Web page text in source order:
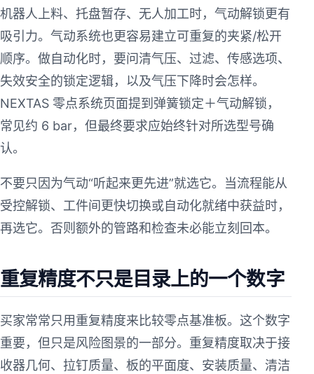
机器人上料、托盘暂存、无人加工时，气动解锁更有
吸引力。气动系统也更容易建立可重复的夹紧/松开
顺序。做自动化时，要问清气压、过滤、传感选项、
失效安全的锁定逻辑，以及气压下降时会怎样。
NEXTAS 零点系统页面提到弹簧锁定＋气动解锁，
常见约 6 bar，但最终要求应始终针对所选型号确
认。
不要只因为气动“听起来更先进”就选它。当流程能从
受控解锁、工件间更快切换或自动化就绪中获益时，
再选它。否则额外的管路和检查未必能立刻回本。
重复精度不只是目录上的一个数字
买家常常只用重复精度来比较零点基准板。这个数字
重要，但只是风险图景的一部分。重复精度取决于接
收器几何、拉钉质量、板的平面度、安装质量、清洁